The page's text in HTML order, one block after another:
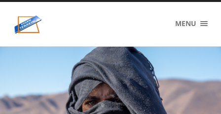
eigenzinnig
terrein
MENU